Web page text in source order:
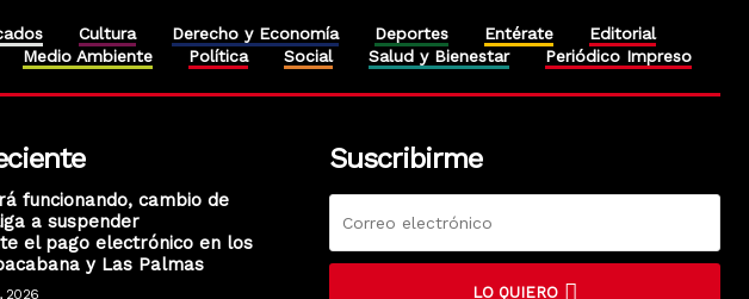
Cultura Derecho y Economía Deportes Entérate
Editorial
Medio Ambiente Política Social Salud y Bienestar Periódico Impreso
funcionando, cambio de
a suspender
el pago electrónico en los
y Las Palmas
2026
Suscribirme
LO QUIERO